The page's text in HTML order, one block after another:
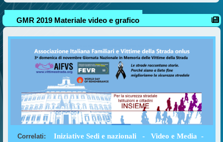
GMR 2019 Materiale video e grafico
Correlati: Iniziative Sedi e nazionali - Video e Media -